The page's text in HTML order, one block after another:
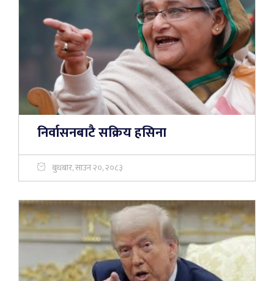
निर्वासनबाटै सक्रिय हसिना
बुधबार, साउन २०, २०८३